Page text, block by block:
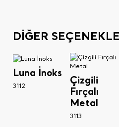
DİĞER
Luna İnoks
3112
Çizgili
Fırçalı
Metal
3113